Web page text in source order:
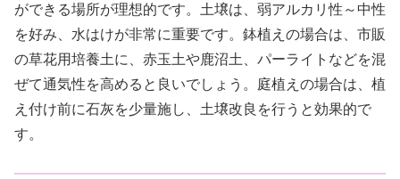
ができる場所が理想的です。土壌は、弱アルカリ性～中性
を好み、水はけが非常に重要です。鉢植えの場合は、市販
の草花用培養土に、赤玉土や鹿沼土、パーライトなどを混
ぜて通気性を高めると良いでしょう。庭植えの場合は、植
え付け前に石灰を少量施し、土壌改良を行うと効果的で
す。